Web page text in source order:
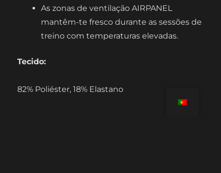
As zonas de ventilação AIRPANEL
mantêm-te fresco durante as sessões de
treino com temperaturas elevadas.
Tecido:
82% Poliéster, 18% Elastano